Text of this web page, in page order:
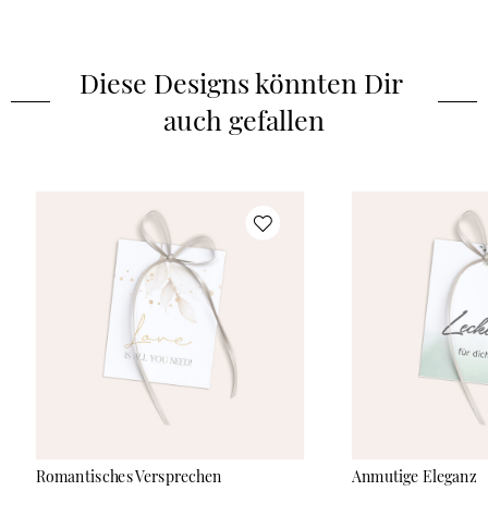
Diese Designs könnten Dir
auch gefallen
Romantisches Versprechen Anmutige Eleganz